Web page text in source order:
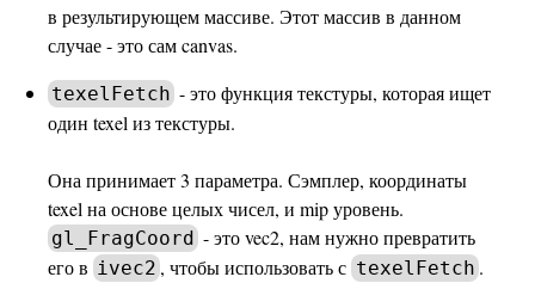
в результирующем массиве. Этот массив в данном
случае - это сам canvas.
texelFetch - это функция текстуры, которая ищет
один texel из текстуры.
Она принимает 3 параметра. Сэмплер, координаты
texel на основе целых чисел, и mip уровень.
gl_FragCoord - это vec2, нам нужно превратить
его в ivec2 , чтобы использовать с texelFetch.